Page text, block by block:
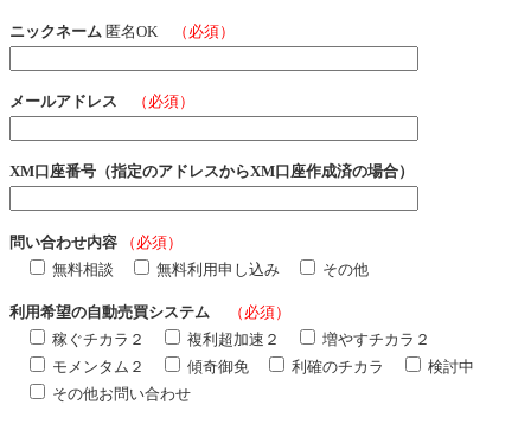
ニックネーム 匿名OK （必須）
メールアドレス （必須）
XM口座番号（指定のアドレスからXM口座作成済の場合）
問い合わせ内容
（必須）
無料相談
無料利用申し込み その他
利用希望の自動売買システム
（必須）
稼ぐチカラ２
複利超加速２
増やすチカラ２
モメンタム２
傾奇御免 利確のチカラ
検討中
その他お問い合わせ